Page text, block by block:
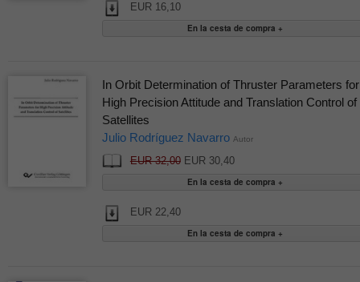
EUR 16,10
In Orbit Determination of Thruster Parameters for
High Precision Attitude and Translation Control of
Satellites
Julio Rodríguez Navarro Autor
EUR 32,00EUR 30,40
EUR 22,40